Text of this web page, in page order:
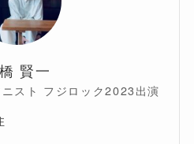
賢一
スト フジロック2023出演